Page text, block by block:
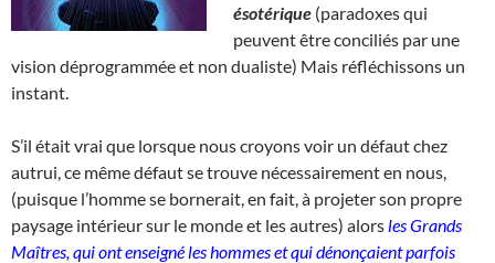
ésotérique (paradoxes qui
peuvent être conciliés par une
vision déprogrammée et non dualiste) Mais réfléchissons un
instant.
S’il était vrai que lorsque nous croyons voir un défaut chez
autrui, ce même défaut se trouve nécessairement en nous,
(puisque l’homme se bornerait, en fait, à projeter son propre
paysage intérieur sur le monde et les autres) alors les Grands
Maîtres, qui ont enseigné les hommes et qui dénonçaient parfois